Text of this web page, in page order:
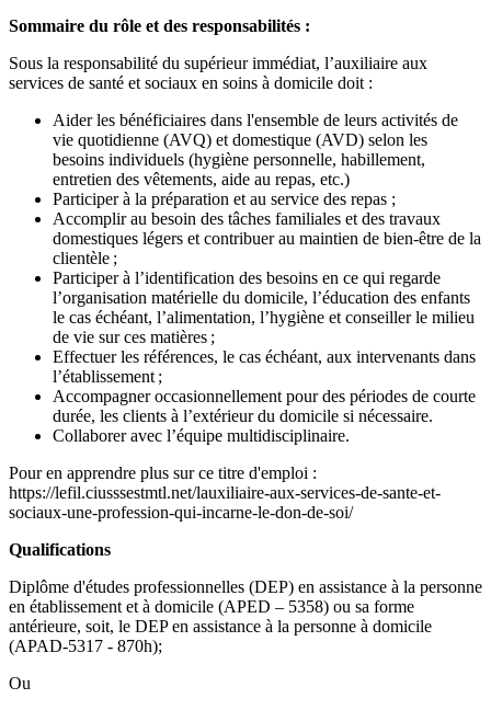
Sommaire du rôle et des responsabilités :
Sous la responsabilité du supérieur immédiat, l’auxiliaire aux
services de santé et sociaux en soins à domicile doit :
Aider les bénéficiaires dans l'ensemble de leurs activités de
vie quotidienne (AVQ) et domestique (AVD) selon les
besoins individuels (hygiène personnelle, habillement,
entretien des vêtements, aide au repas, etc.)
Participer à la préparation et au service des repas ;
Accomplir au besoin des tâches familiales et des travaux
domestiques légers et contribuer au maintien de bien-être de la
clientèle ;
Participer à l’identification des besoins en ce qui regarde
l’organisation matérielle du domicile, l’éducation des enfants
le cas échéant, l’alimentation, l’hygiène et conseiller le milieu
de vie sur ces matières ;
Effectuer les références, le cas échéant, aux intervenants dans
l’établissement ;
Accompagner occasionnellement pour des périodes de courte
durée, les clients à l’extérieur du domicile si nécessaire.
Collaborer avec l’équipe multidisciplinaire.
Pour en apprendre plus sur ce titre d'emploi :
https://lefil.ciusssestmtl.net/lauxiliaire-aux-services-de-sante-et-
sociaux-une-profession-qui-incarne-le-don-de-soi/
Qualifications
Diplôme d'études professionnelles (DEP) en assistance à la personne
en établissement et à domicile (APED – 5358) ou sa forme
antérieure, soit, le DEP en assistance à la personne à domicile
(APAD-5317 - 870h);
Ou